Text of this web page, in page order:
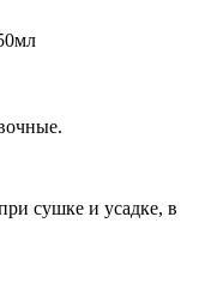
сушке и усадке, в